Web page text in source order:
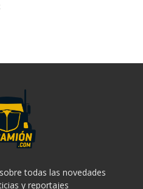
todas las novedades
y reportajes